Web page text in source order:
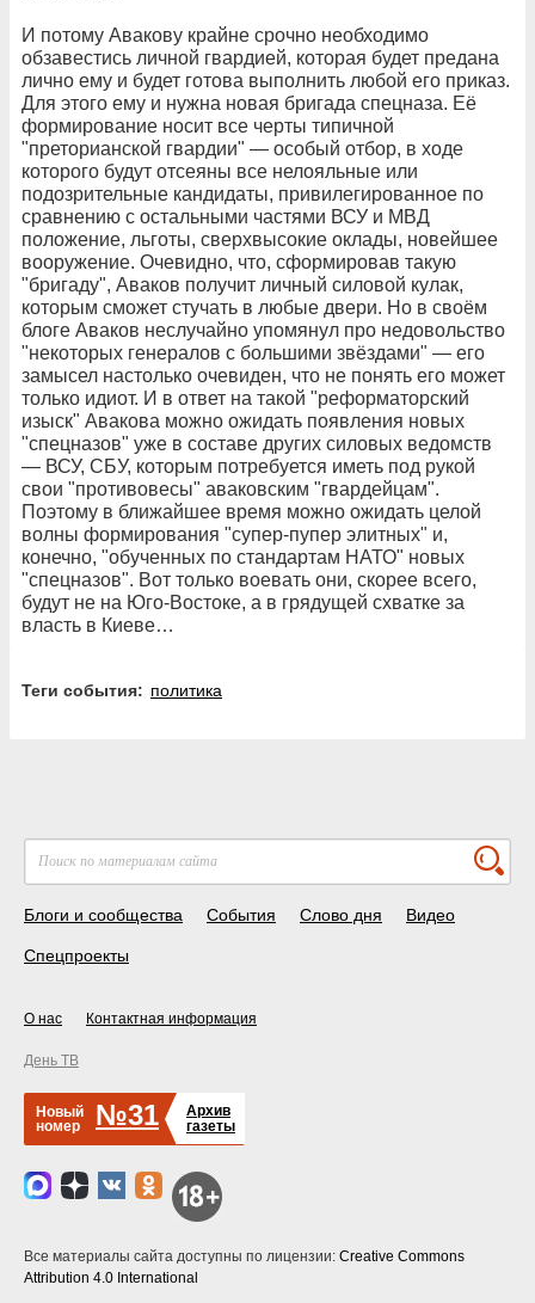
И потому Авакову крайне срочно необходимо
обзавестись личной гвардией, которая будет предана
лично ему и будет готова выполнить любой его приказ.
Для этого ему и нужна новая бригада спецназа. Её
формирование носит все черты типичной
"преторианской гвардии" — особый отбор, в ходе
которого будут отсеяны все нелояльные или
подозрительные кандидаты, привилегированное по
сравнению с остальными частями ВСУ и МВД
положение, льготы, сверхвысокие оклады, новейшее
вооружение. Очевидно, что, сформировав такую
"бригаду", Аваков получит личный силовой кулак,
которым сможет стучать в любые двери. Но в своём
блоге Аваков неслучайно упомянул про недовольство
"некоторых генералов с большими звёздами" — его
замысел настолько очевиден, что не понять его может
только идиот. И в ответ на такой "реформаторский
изыск" Авакова можно ожидать появления новых
"спецназов" уже в составе других силовых ведомств
— ВСУ, СБУ, которым потребуется иметь под рукой
свои "противовесы" аваковским "гвардейцам".
Поэтому в ближайшее время можно ожидать целой
волны формирования "супер-пупер элитных" и,
конечно, "обученных по стандартам НАТО" новых
"спецназов". Вот только воевать они, скорее всего,
будут не на Юго-Востоке, а в грядущей схватке за
власть в Киеве…
Теги события: политика
Блоги и сообщества События Слово дня Видео
Спецпроекты
О нас Контактная информация
День ТВ
Новый
номер
№31
Архив
газеты
Все материалы сайта доступны по лицензии: Creative Commons
Attribution 4.0 International